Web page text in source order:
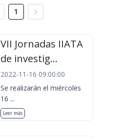
1
VII Jornadas IIATA
de investig...
2022-11-16 09:00:00
Se realizarán el miércoles
16 ...
Leer más